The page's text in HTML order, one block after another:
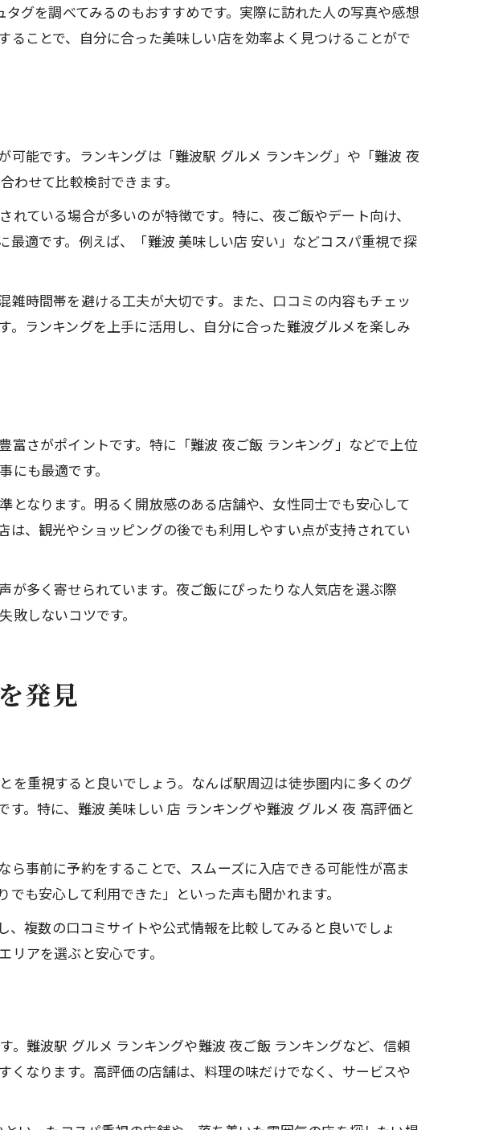
の見極め方
グを調べてみるのもおすすめです。実際に訪れた人の写真や感想
ことで、自分に合った美味しい店を効率よく見つけることがで
能です。ランキングは「難波駅 グルメ ランキング」や「難波 夜
わせて比較検討できます。
ている場合が多いのが特徴です。特に、夜ご飯やデート向け、
適です。例えば、「難波 美味しい店 安い」などコスパ重視で探
時間帯を避ける工夫が大切です。また、口コミの内容もチェッ
ランキングを上手に活用し、自分に合った難波グルメを楽しみ
さがポイントです。特に「難波 夜ご飯 ランキング」などで上位
も最適です。
なります。明るく開放感のある店舗や、女性同士でも安心して
、観光やショッピングの後でも利用しやすい点が支持されてい
多く寄せられています。夜ご飯にぴったりな人気店を選ぶ際
しないコツです。
発見
重視すると良いでしょう。なんば駅周辺は徒歩圏内に多くのグ
。特に、難波 美味しい 店 ランキングや難波 グルメ 夜 高評価と
事前に予約をすることで、スムーズに入店できる可能性が高ま
も安心して利用できた」といった声も聞かれます。
複数の口コミサイトや公式情報を比較してみると良いでしょ
アを選ぶと安心です。
難波駅 グルメ ランキングや難波 夜ご飯 ランキングなど、信頼
なります。高評価の店舗は、料理の味だけでなく、サービスや